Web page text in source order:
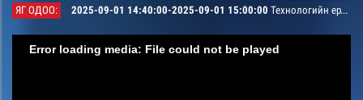
ЯГ ОДОО: 2025-09-01 14:40:00-2025-09-01 15:00:00 Технологийн ертөнцөөр
Error loading media: File could not be played